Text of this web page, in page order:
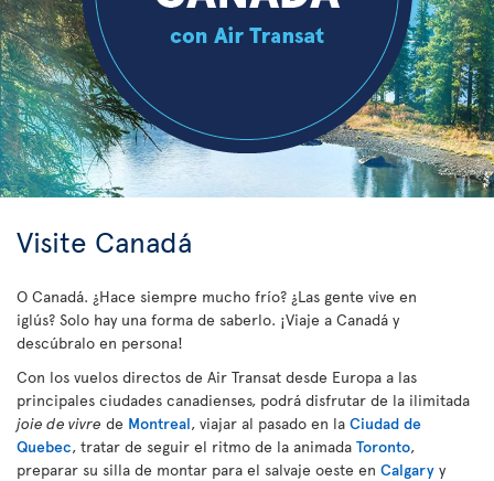
Visite Canadá
O Canadá. ¿Hace siempre mucho frío? ¿Las gente vive en
iglús? Solo hay una forma de saberlo. ¡Viaje a Canadá y
descúbralo en persona!
Con los vuelos directos de Air Transat desde Europa a las
principales ciudades canadienses, podrá disfrutar de la ilimitada
joie de vivre de Montreal, viajar al pasado en la Ciudad de
Quebec, tratar de seguir el ritmo de la animada Toronto,
preparar su silla de montar para el salvaje oeste en Calgary y